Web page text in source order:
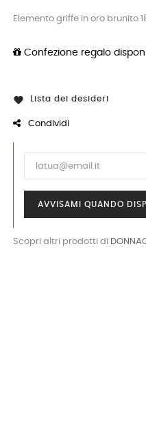
Elemento griffe in oro brunito
Confezione regalo
 Lista dei desideri
Condividi
AVVISAMI QUANDO
Scopri altri prodotti di